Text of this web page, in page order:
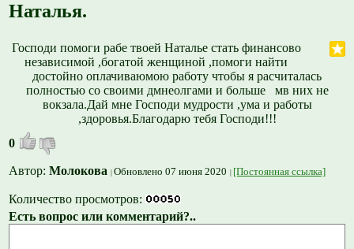
Наталья.
Господи помоги рабе твоей Наталье стать финансово
независимой ,богатой женщиной ,помоги найти
достойно оплачиваюмою работу чтобы я расчиталась
полностью со своими дмнеолгами и больше мв них не
вокзала.Дай мне Господи мудрости ,ума и работы
,здоровья.Благодарю тебя Господи!!!
0
Автор:Молокова Обновлено 07 июня 2020 [Постоянная ссылка]
Количество просмотров:
Есть вопрос или комментарий?..